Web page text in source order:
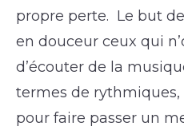
propre perte. Le but
en douceur ceux qui
d’écouter de la
termes de rythmiques,
pour faire passer un